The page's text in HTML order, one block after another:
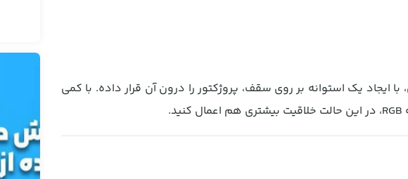
ایجاد یک استوانه بر روی سقف، پروژکتور را درون آن قرار داده. با کمی